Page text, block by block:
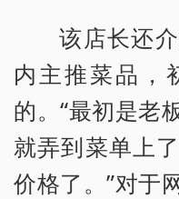
该店长还
内主推菜品，
的。“最初是老
就弄到菜单上
价格了。”对于